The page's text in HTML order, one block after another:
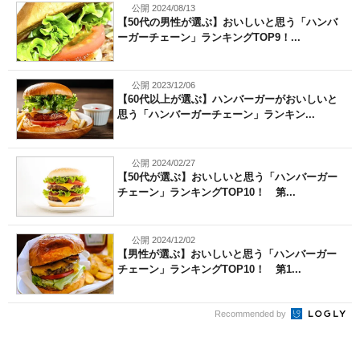
公開 2024/08/13
【50代の男性が選ぶ】おいしいと思う「ハンバ
ーガーチェーン」ランキングTOP9！...
公開 2023/12/06
【60代以上が選ぶ】ハンバーガーがおいしいと
思う「ハンバーガーチェーン」ランキン...
公開 2024/02/27
【50代が選ぶ】おいしいと思う「ハンバーガー
チェーン」ランキングTOP10！ 第...
公開 2024/12/02
【男性が選ぶ】おいしいと思う「ハンバーガー
チェーン」ランキングTOP10！ 第1...
Recommended by